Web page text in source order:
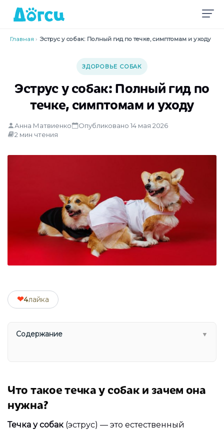
Главная › Эструс у собак: Полный гид по течке, симптомам и уходу
ЗДОРОВЬЕ СОБАК
Эструс у собак: Полный гид по
течке, симптомам и уходу
Анна Матвиенко
Опубликовано 14 мая 2026
2 мин чтения
❤4лайка
Содержание ▼
Что такое течка у собак и зачем она
нужна?
Течка у собак (эструс) — это естественный